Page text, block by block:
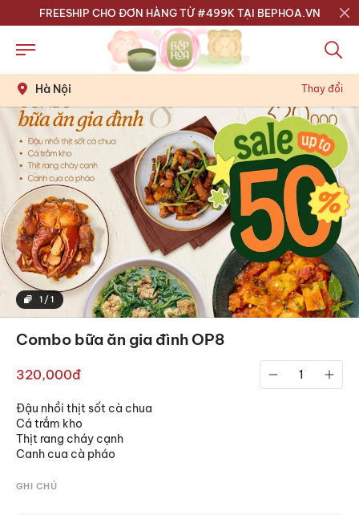
FREESHIP CHO ĐƠN HÀNG TỪ #499K TẠI BEPHOA.VN
Hà Nội Thay đổi
1 /1
Combo bữa ăn gia đình OP8
320,000đ
Đậu nhồi thịt sốt cà chua
Cá trắm kho
Thịt rang cháy cạnh
Canh cua cà pháo
GHI CHÚ